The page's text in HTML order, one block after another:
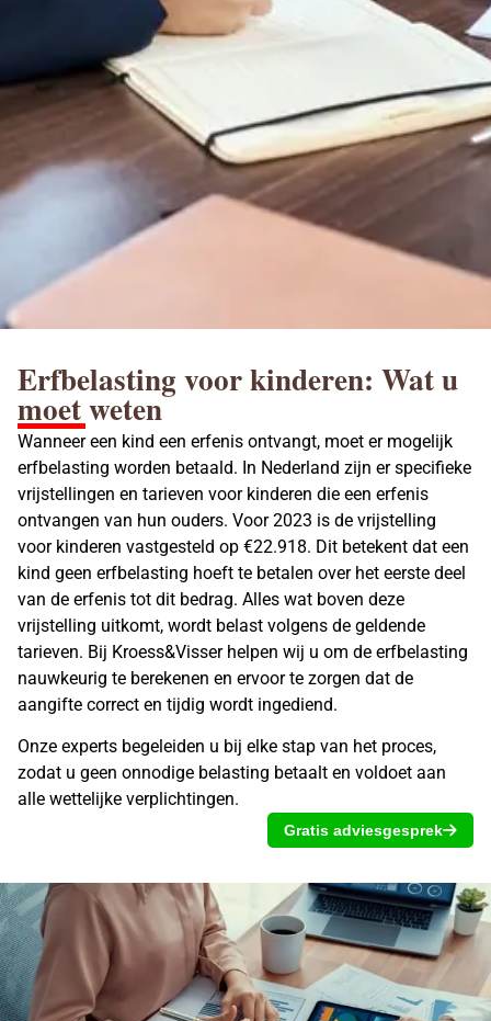
Erfbelasting voor kinderen: Wat u
moet weten
Wanneer een kind een erfenis ontvangt, moet er mogelijk
erfbelasting worden betaald. In Nederland zijn er specifieke
vrijstellingen en tarieven voor kinderen die een erfenis
ontvangen van hun ouders. Voor 2023 is de vrijstelling
voor kinderen vastgesteld op €22.918. Dit betekent dat een
kind geen erfbelasting hoeft te betalen over het eerste deel
van de erfenis tot dit bedrag. Alles wat boven deze
vrijstelling uitkomt, wordt belast volgens de geldende
tarieven. Bij Kroess&Visser helpen wij u om de erfbelasting
nauwkeurig te berekenen en ervoor te zorgen dat de
aangifte correct en tijdig wordt ingediend.
Onze experts begeleiden u bij elke stap van het proces,
zodat u geen onnodige belasting betaalt en voldoet aan
alle wettelijke verplichtingen.
Gratis adviesgesprek